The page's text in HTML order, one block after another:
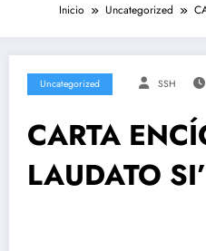
Inicio Uncategorized
Uncategorized SSH
CARTA
LAUDATO SI’